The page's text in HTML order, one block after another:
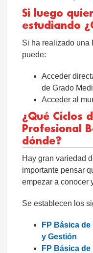
Si luego
estudiando
Si ha realizado una
puede:
Acceder
de Grado
Acceder al
¿Qué Ciclos
Profesional
dónde?
Hay gran variedad
importante pensar
empezar a conocer
Se establecen los
FP Básica
y Gestión
FP Básica